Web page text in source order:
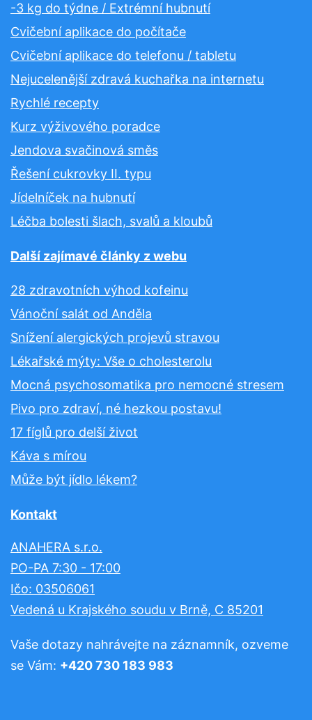
-3 kg do týdne / Extrémní hubnutí
Cvičební aplikace do počítače
Cvičební aplikace do telefonu / tabletu
Nejucelenější zdravá kuchařka na internetu
Rychlé recepty
Kurz výživového poradce
Jendova svačinová směs
Řešení cukrovky II. typu
Jídelníček na hubnutí
Léčba bolesti šlach, svalů a kloubů
Další zajímavé články z webu
28 zdravotních výhod kofeinu
Vánoční salát od Anděla
Snížení alergických projevů stravou
Lékařské mýty: Vše o cholesterolu
Mocná psychosomatika pro nemocné stresem
Pivo pro zdraví, né hezkou postavu!
17 fíglů pro delší život
Káva s mírou
Může být jídlo lékem?
Kontakt
ANAHERA s.r.o.
PO-PA 7:30 - 17:00
Ičo: 03506061
Vedená u Krajského soudu v Brně, C 85201
Vaše dotazy nahrávejte na záznamník, ozveme
se Vám: +420 730 183 983